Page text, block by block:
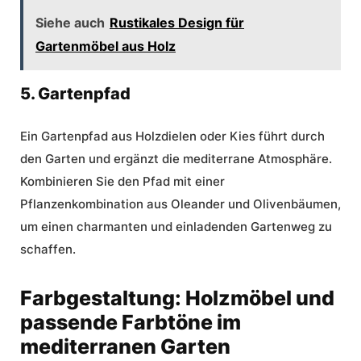
Siehe auch Rustikales Design für
Gartenmöbel aus Holz
5. Gartenpfad
Ein Gartenpfad aus Holzdielen oder Kies führt durch
den Garten und ergänzt die mediterrane Atmosphäre.
Kombinieren Sie den Pfad mit einer
Pflanzenkombination aus Oleander und Olivenbäumen,
um einen charmanten und einladenden Gartenweg zu
schaffen.
Farbgestaltung: Holzmöbel und
passende Farbtöne im
mediterranen Garten